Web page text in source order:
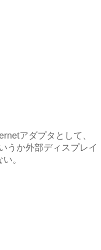
アダプタとして、
うか外部ディスプレイ
。